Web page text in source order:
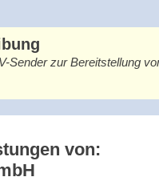
Sender zur Bereitstellung
von: